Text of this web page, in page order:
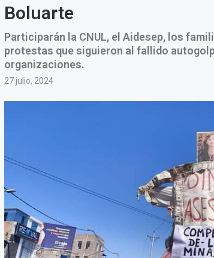
Boluarte
Participarán la CNUL, el Aidesep, los
protestas que siguieron al fallido
organizaciones.
27 julio, 2024